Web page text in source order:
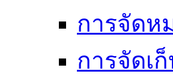
การจัดห
การจัดเ